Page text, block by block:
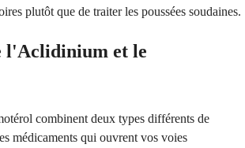
plutôt que de traiter les poussées soudaines.
l'Aclidinium et le
combinent deux types différents de
médicaments qui ouvrent vos voies